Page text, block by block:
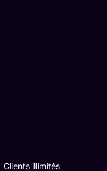
Clients illimités